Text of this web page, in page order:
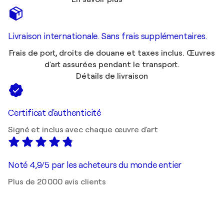
Livraison internationale. Sans frais supplémentaires.
Frais de port, droits de douane et taxes inclus. Œuvres
d'art assurées pendant le transport.
Détails de livraison
Certificat d'authenticité
Signé et inclus avec chaque œuvre d'art
Noté 4,9/5 par les acheteurs du monde entier
Plus de 20 000 avis clients